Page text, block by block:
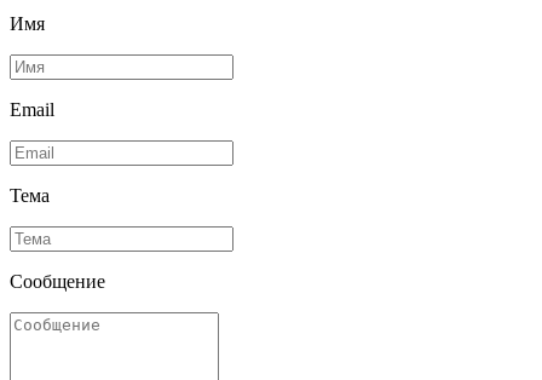
Имя
Email
Тема
Сообщение